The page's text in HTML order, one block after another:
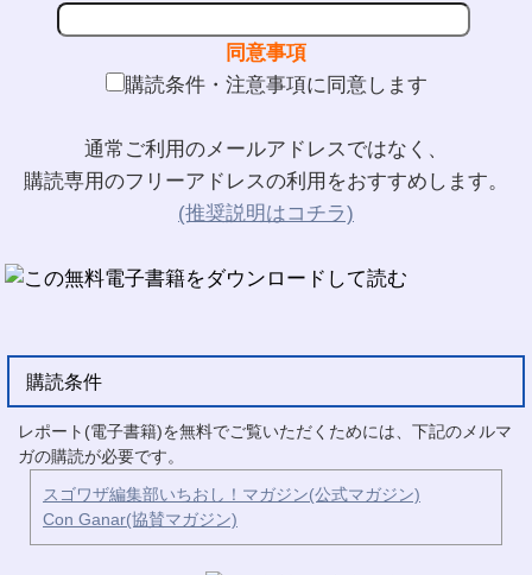
同意事項
購読条件・注意事項に同意します
通常ご利用のメールアドレスではなく、
購読専用のフリーアドレスの利用をおすすめします。
(推奨説明はコチラ)
購読条件
レポート(電子書籍)を無料でご覧いただくためには、下記のメルマ
ガの購読が必要です。
スゴワザ編集部いちおし！マガジン(公式マガジン)
Con Ganar(協賛マガジン)